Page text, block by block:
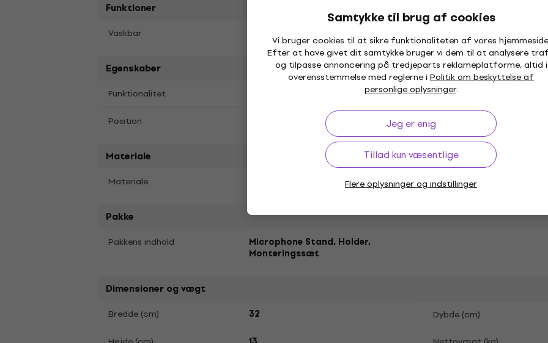
Samtykke til brug af cookies
Vi bruger cookies til at sikre funktionaliteten af vores
Efter at have givet dit samtykke bruger vi dem til at analysere
og tilpasse annoncering på tredjeparts reklameplatforme, altid i
overensstemmelse med reglerne i Politik om beskyttelse af
personlige oplysninger.
Jeg er enig
Tillad kun væsentlige
Flere oplysninger og indstillinger
Funktioner
Vaskbar
Egenskaber
Funktionalitet Absorptionsfrekvensområde
Position Microphone Stand
Materiale
Materiale
Pakke
Pakkens indhold
Microphone Stand, Holder,
Monteringssæt
Dimensioner og vægt
Bredde (cm) 32 Dybde (cm)